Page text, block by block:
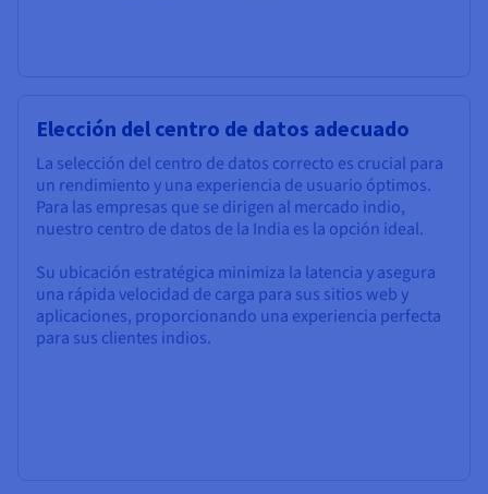
Elección del centro de datos adecuado
La selección del centro de datos correcto es crucial para
un rendimiento y una experiencia de usuario óptimos.
Para las empresas que se dirigen al mercado indio,
nuestro centro de datos de la India es la opción ideal.
Su ubicación estratégica minimiza la latencia y asegura
una rápida velocidad de carga para sus sitios web y
aplicaciones, proporcionando una experiencia perfecta
para sus clientes indios.